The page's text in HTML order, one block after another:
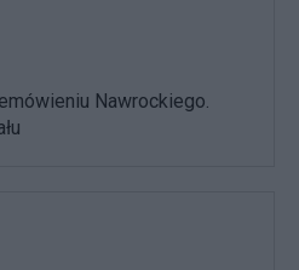
Nawrockiego.